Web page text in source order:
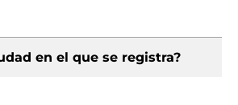
en el que se registra?